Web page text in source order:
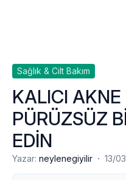
Sağlık & Cilt Bakım
KALICI AKNE
PÜRÜZSÜZ
EDİN
Yazar: neylenegiyilir · 13/